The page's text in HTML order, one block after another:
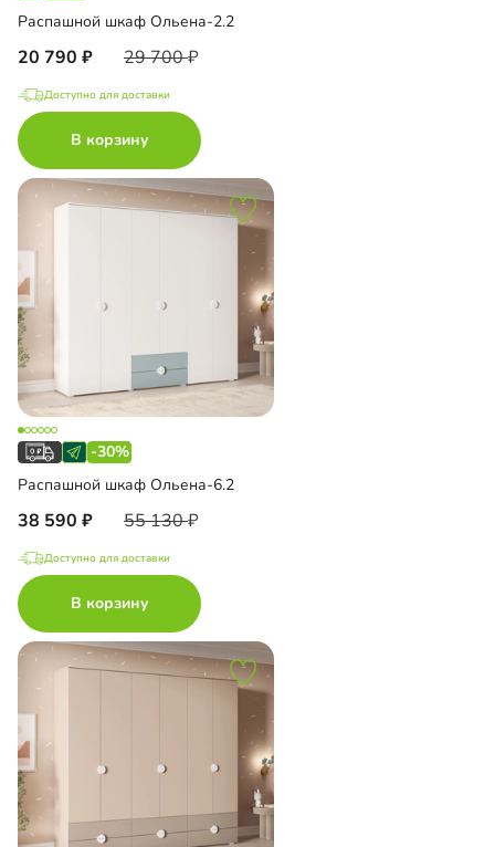
Распашной шкаф Ольена-2.2
20 790 29 700
Доступно для доставки
В корзину
-30%
Распашной шкаф Ольена-6.2
38 590 55 130
Доступно для доставки
В корзину